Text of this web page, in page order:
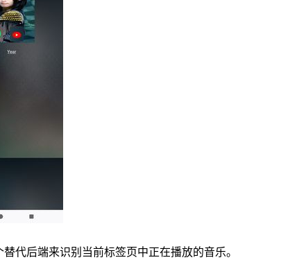
代后端来识别当前标签页中正在播放的音乐。